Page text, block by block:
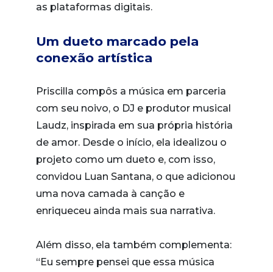
as plataformas digitais.
Um dueto marcado pela
conexão artística
Priscilla compôs a música em parceria
com seu noivo, o DJ e produtor musical
Laudz, inspirada em sua própria história
de amor. Desde o início, ela idealizou o
projeto como um dueto e, com isso,
convidou Luan Santana, o que adicionou
uma nova camada à canção e
enriqueceu ainda mais sua narrativa.
Além disso, ela também complementa:
“Eu sempre pensei que essa música